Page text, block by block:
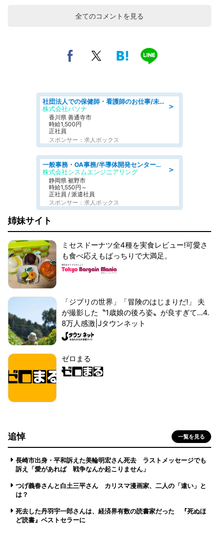
全てのコメントを見る
＞
社団法人での保健師・看護師のお仕事/未経験OK/要資格:普通免許、保健師、正看護師
株式会社パソナ
香川県 善通寺市
時給1,500円
正社員
スポンサー：求人ボックス
＞
一般事務・OA事務/半導体開発センター内で事務&軽作業スタッフ、募集
株式会社シスムエンジニアリング
静岡県 裾野市
時給1,550円～
正社員 / 派遣社員
スポンサー：求人ボックス
姉妹サイト
ミセスドーナツ全4種を実食レビュー!可愛さ
も食べ応えもばっちりで大満足。
「ジブリの世界」「冒険のはじまりだ!」 夫
が撮影した〝1歳娘の後ろ姿〟が良すぎて...4.
8万人感激|Jタウンネット
ゼロまる
追悼 一覧を見る
長崎市出身・平和訴えた美輪明宏さん死去 ラストメッセージでも
訴え「愛があれば 戦争なんか起こりません」
つげ義春さんと白土三平さん カリスマ漫画家、二人の「違い」と
は？
死去した丹羽宇一郎さんは、経済界有数の読書家だった 『死ぬほ
ど読書』ベストセラーに